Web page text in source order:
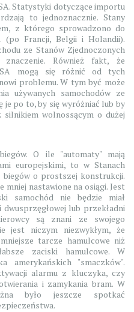
Statystyki dotyczące importu
to jednoznacznie. Stany
z którego sprowadzono do
(po Francji, Belgii i Holandii).
ze Stanów Zjednoczonych
Również fakt, że
mogą się różnić od tych
problemu. W tym być może
używanych samochodów ze
je po to, by się wyróżniać lub by
wolnossącym o dużej
O ile "automaty" mają
europejskimi, to w Stanach
o prostszej konstrukcji.
mniej nastawione na osiągi. Jest
samochód nie będzie miał
lub przekładni
są znani ze swojego
jest niczym niezwykłym, że
tarcze hamulcowe niż
zaciski hamulcowe. W
amerykańskich "smaczków".
alarmu z kluczyka, czy
i zamykania bram. W
było jeszcze spotkać